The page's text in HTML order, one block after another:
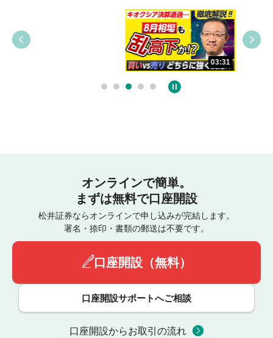
03:31
オンラインで簡単。
まずは無料で口座開設
松井証券ならオンラインで申し込みが完結します。
署名・捺印・書類の郵送は不要です。
口座開設（無料）
口座開設サポートへご相談
口座開設からお取引の流れ